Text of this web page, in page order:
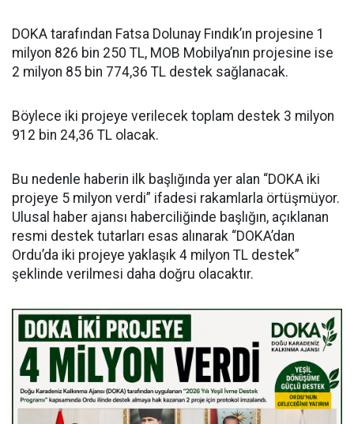
DOKA tarafından Fatsa Dolunay Fındık’ın projesine 1
milyon 826 bin 250 TL, MOB Mobilya’nın projesine ise
2 milyon 85 bin 774,36 TL destek sağlanacak.
Böylece iki projeye verilecek toplam destek 3 milyon
912 bin 24,36 TL olacak.
Bu nedenle haberin ilk başlığında yer alan “DOKA iki
projeye 5 milyon verdi” ifadesi rakamlarla örtüşmüyor.
Ulusal haber ajansı haberciliğinde başlığın, açıklanan
resmi destek tutarları esas alınarak “DOKA’dan
Ordu’da iki projeye yaklaşık 4 milyon TL destek”
şeklinde verilmesi daha doğru olacaktır.